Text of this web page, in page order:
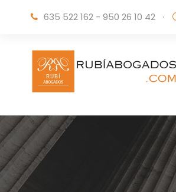
635 522 162 - 950 26 10 42 ·